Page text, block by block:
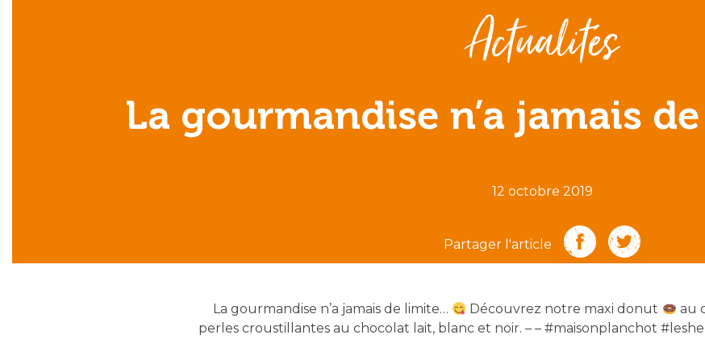
Actualités
La gourmandise n’a jamais
12 octobre 2019
Partager l'article
La gourmandise n’a jamais de limite… Découvrez notre maxi donut au
perles croustillantes au chocolat lait, blanc et noir. – – #maisonplanchot